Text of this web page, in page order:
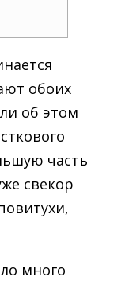
обоих
об этом
часть
свекор
много